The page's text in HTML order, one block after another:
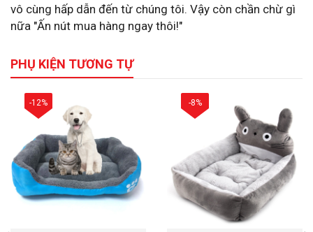
vô cùng hấp dẫn đến từ chúng tôi. Vậy còn chần chừ gì
nữa "Ấn nút mua hàng ngay thôi!"
PHỤ KIỆN TƯƠNG TỰ
-12% -8%